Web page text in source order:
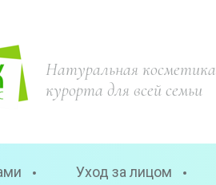
Натуральная косметика
курорта для всей семьи
Уход за лицом